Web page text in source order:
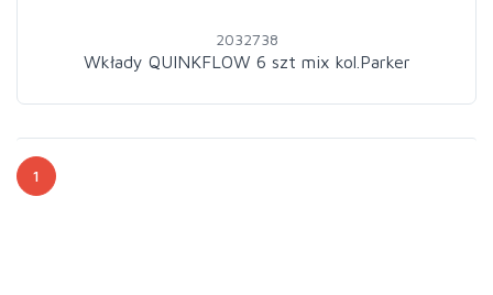
2032738
Wkłady QUINKFLOW 6 szt mix kol.Parker
1